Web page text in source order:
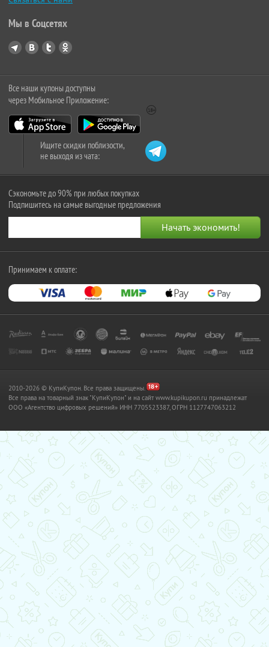
Мы в Соцсетях
Все наши купоны доступны
через Мобильное Приложение:
Ищите скидки поблизости,
не выходя из чата:
Сэкономьте до 90% при любых покупках
Подпишитесь на самые выгодные предложения
Принимаем к оплате:
2010-2026 © КупиКупон. Все права защищены.
Все права на товарный знак "КупиКупон" и на сайт www.kupikupon.ru принадлежат
OOO «Агентство цифровых решений» ИНН 7705523387, ОГРН 1127747063212